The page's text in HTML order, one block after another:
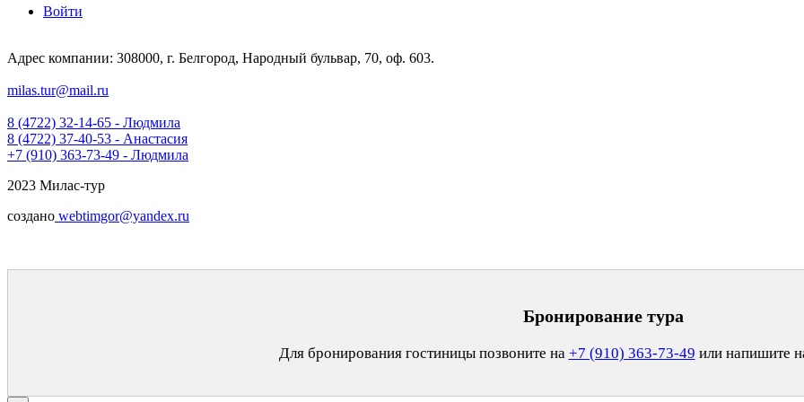
Войти
Адрес компании: 308000, г. Белгород, Народный бульвар, 70, оф. 603.
milas.tur@mail.ru
8 (4722) 32-14-65 - Людмила
8 (4722) 37-40-53 - Анастасия
+7 (910) 363-73-49 - Людмила
2023 Милас-тур
создано webtimgor@yandex.ru
Бронирование тура
Для бронирования гостиницы позвоните на +7 (910) 363-73-49 или напишите